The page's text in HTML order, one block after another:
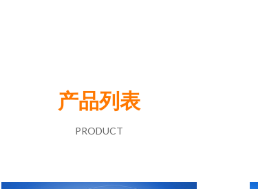
产品列表
PRODUCT